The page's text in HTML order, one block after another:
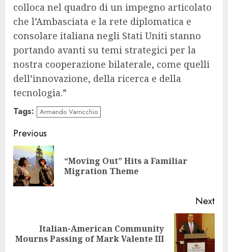
colloca nel quadro di un impegno articolato
che l’Ambasciata e la rete diplomatica e
consolare italiana negli Stati Uniti stanno
portando avanti su temi strategici per la
nostra cooperazione bilaterale, come quelli
dell’innovazione, della ricerca e della
tecnologia.”
Tags: Armando Varricchio
Continue
Reading
Previous
“Moving Out” Hits a Familiar
Migration Theme
Next
post:
Italian-American Community
Mourns Passing of Mark Valente III